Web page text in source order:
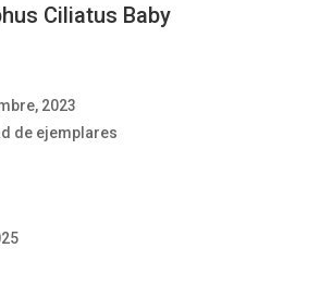
Ciliatus Baby
2023
de ejemplares